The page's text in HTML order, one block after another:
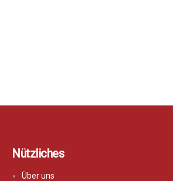
Nützliches
Über uns